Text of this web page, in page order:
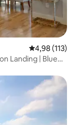
Évaluation
4,98 (113)
Landing | Blue